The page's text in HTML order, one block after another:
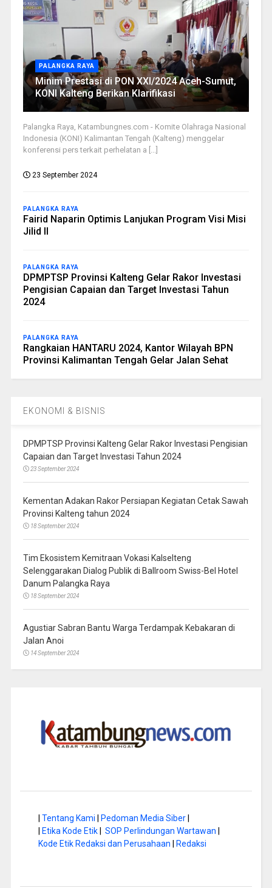
PALANGKA RAYA
Minim Prestasi di PON XXI/2024 Aceh-Sumut,
KONI Kalteng Berikan Klarifikasi
Palangka Raya, Katambungnes.com - Komite Olahraga Nasional
Indonesia (KONI) Kalimantan Tengah (Kalteng) menggelar
konferensi pers terkait perhelatan a [...]
23 September 2024
PALANGKA RAYA
Fairid Naparin Optimis Lanjukan Program Visi Misi
Jilid II
PALANGKA RAYA
DPMPTSP Provinsi Kalteng Gelar Rakor Investasi
Pengisian Capaian dan Target Investasi Tahun
2024
PALANGKA RAYA
Rangkaian HANTARU 2024, Kantor Wilayah BPN
Provinsi Kalimantan Tengah Gelar Jalan Sehat
EKONOMI & BISNIS
DPMPTSP Provinsi Kalteng Gelar Rakor Investasi Pengisian
Capaian dan Target Investasi Tahun 2024
23 September 2024
Kementan Adakan Rakor Persiapan Kegiatan Cetak Sawah
Provinsi Kalteng tahun 2024
18 September 2024
Tim Ekosistem Kemitraan Vokasi Kalselteng
Selenggarakan Dialog Publik di Ballroom Swiss-Bel Hotel
Danum Palangka Raya
18 September 2024
Agustiar Sabran Bantu Warga Terdampak Kebakaran di
Jalan Anoi
14 September 2024
Tentang Kami Pedoman Media Siber|
Etika Kode Etik| SOP Perlindungan Wartawan
Kode Etik Redaksi dan Perusahaan
Redaksi